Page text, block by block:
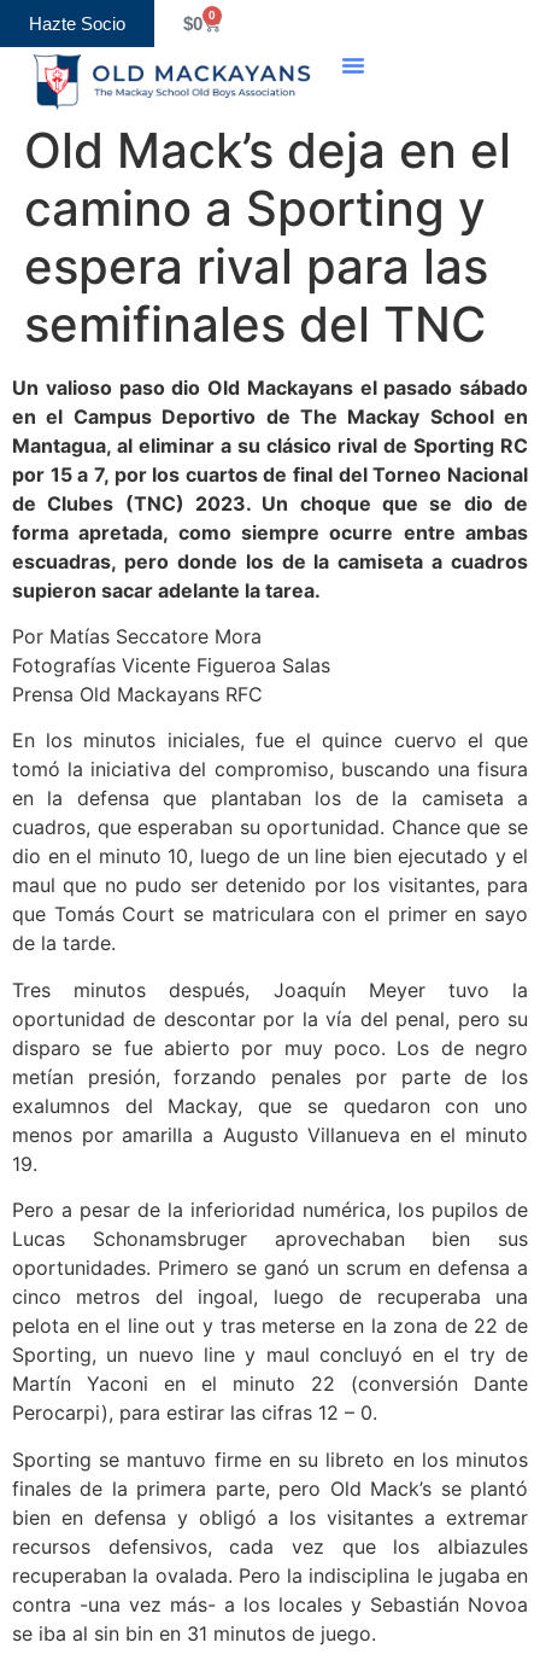
Hazte Socio $0 0
Old Mack’s deja en el
camino a Sporting y
espera rival para las
semifinales del TNC
Un valioso paso dio Old Mackayans el pasado sábado
en el Campus Deportivo de The Mackay School en
Mantagua, al eliminar a su clásico rival de Sporting RC
por 15 a 7, por los cuartos de final del Torneo Nacional
de Clubes (TNC) 2023. Un choque que se dio de
forma apretada, como siempre ocurre entre ambas
escuadras, pero donde los de la camiseta a cuadros
supieron sacar adelante la tarea.
Por Matías Seccatore Mora
Fotografías Vicente Figueroa Salas
Prensa Old Mackayans RFC
En los minutos iniciales, fue el quince cuervo el que
tomó la iniciativa del compromiso, buscando una fisura
en la defensa que plantaban los de la camiseta a
cuadros, que esperaban su oportunidad. Chance que se
dio en el minuto 10, luego de un line bien ejecutado y el
maul que no pudo ser detenido por los visitantes, para
que Tomás Court se matriculara con el primer en sayo
de la tarde.
Tres minutos después, Joaquín Meyer tuvo la
oportunidad de descontar por la vía del penal, pero su
disparo se fue abierto por muy poco. Los de negro
metían presión, forzando penales por parte de los
exalumnos del Mackay, que se quedaron con uno
menos por amarilla a Augusto Villanueva en el minuto
19.
Pero a pesar de la inferioridad numérica, los pupilos de
Lucas Schonamsbruger aprovechaban bien sus
oportunidades. Primero se ganó un scrum en defensa a
cinco metros del ingoal, luego de recuperaba una
pelota en el line out y tras meterse en la zona de 22 de
Sporting, un nuevo line y maul concluyó en el try de
Martín Yaconi en el minuto 22 (conversión Dante
Perocarpi), para estirar las cifras 12 – 0.
Sporting se mantuvo firme en su libreto en los minutos
finales de la primera parte, pero Old Mack’s se plantó
bien en defensa y obligó a los visitantes a extremar
recursos defensivos, cada vez que los albiazules
recuperaban la ovalada. Pero la indisciplina le jugaba en
contra -una vez más- a los locales y Sebastián Novoa
se iba al sin bin en 31 minutos de juego.